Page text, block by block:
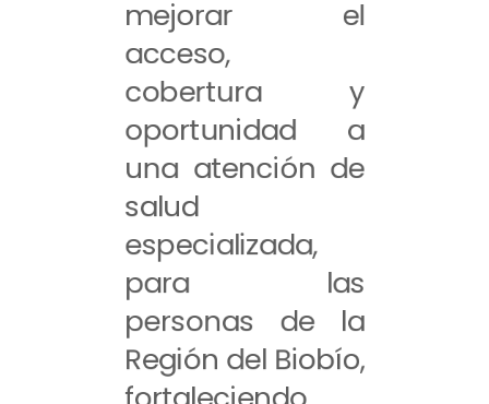
mejorar el
acceso,
cobertura y
oportunidad a
una atención de
salud
especializada,
para las
personas de la
Región del Biobío,